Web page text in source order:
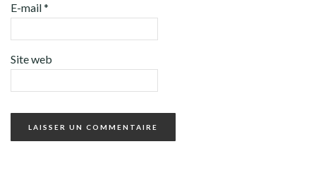
E-mail*
Site web